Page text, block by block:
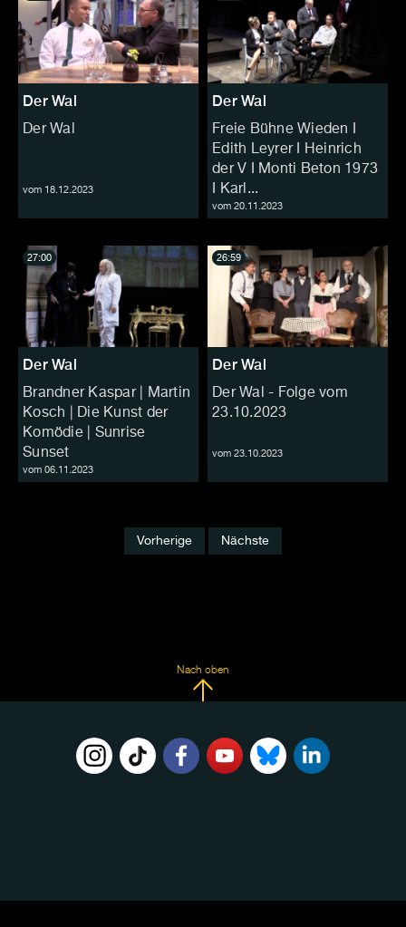
Der Wal
Der Wal
vom 18.12.2023
Der Wal
Freie Bühne Wieden I
Edith Leyrer I Heinrich
der V I Monti Beton 1973
I Karl...
vom 20.11.2023
Der Wal
Brandner Kaspar | Martin
Kosch | Die Kunst der
Komödie | Sunrise
Sunset
vom 06.11.2023
27:00
Der Wal
Der Wal - Folge vom
23.10.2023
vom 23.10.2023
26:59
Vorherige Nächste
Nach oben